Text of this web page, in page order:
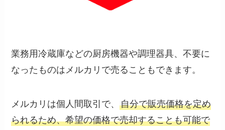
業務用冷蔵庫などの厨房機器や調理器具、不要に
なったものはメルカリで売ることもできます。
メルカリは個人間取引で、自分で販売価格を定め
られるため、希望の価格で売却することも可能で